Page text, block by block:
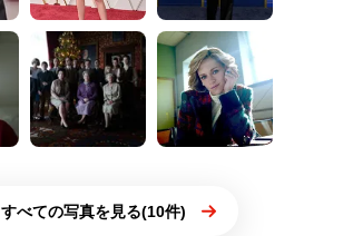
すべての写真を見る(10件)